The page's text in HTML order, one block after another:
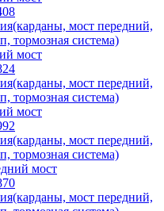
мост передний,
тормозная система)
мост
мост передний,
тормозная система)
мост
мост передний,
тормозная система)
мост
мост передний,